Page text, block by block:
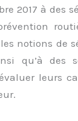
2017 à des
notions de
qu’à des
leurs